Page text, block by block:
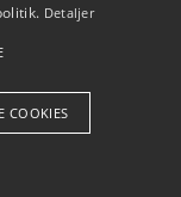
Detaljer
COOKIES